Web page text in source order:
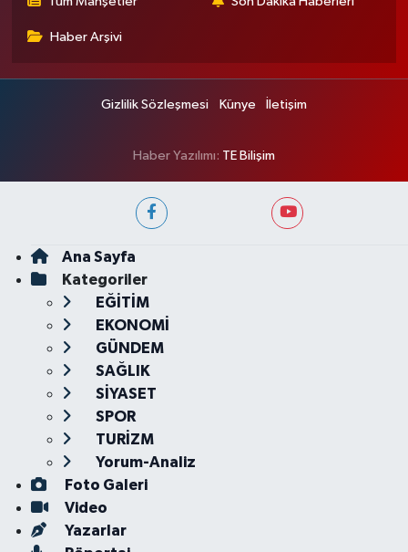
Haber Arşivi
Gizlilik Sözleşmesi Künye İletişim
Haber Yazılımı: TE Bilişim
Ana Sayfa
Kategoriler
EĞİTİM
EKONOMİ
GÜNDEM
SAĞLIK
SİYASET
SPOR
TURİZM
Yorum-Analiz
Foto Galeri
Video
Yazarlar